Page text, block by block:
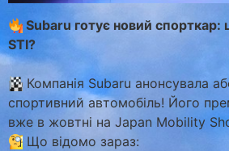
Subaru готує новий спорткар:
STI?
Компанія Subaru анонсувала
спортивний автомобіль! Його
вже в жовтні на Japan Mobility
Що відомо зараз: